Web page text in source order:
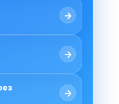
→
→
→